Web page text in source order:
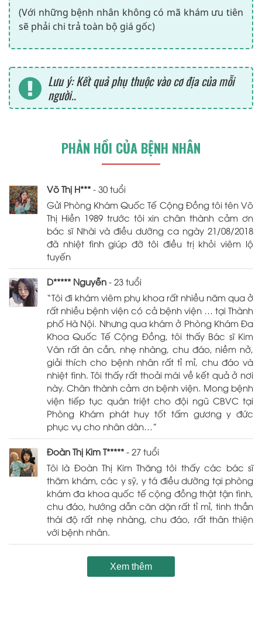
(Với những bệnh nhân không có mã khám ưu tiên
sẽ phải chi trả toàn bộ giá gốc)
Lưu ý: Kết quả phụ thuộc vào cơ địa của mỗi
người..
PHẢN HỒI CỦA BỆNH NHÂN
Võ Thị H*** - 30 tuổi
Gửi Phòng Khám Quốc Tế Cộng Đồng tôi tên Võ
Thị Hiền 1989 trước tôi xin chân thành cảm ơn
bác sĩ Nhài và điều dưỡng ca ngày 21/08/2018
đã nhiệt tình giúp đỡ tôi điều trị khỏi viêm lộ
tuyến
D***** Nguyễn - 23 tuổi
“Tôi đi khám viêm phụ khoa rất nhiều năm qua ở
rất nhiều bệnh viện có cả bệnh viện … tại Thành
phố Hà Nội. Nhưng qua khám ở Phòng Khám Đa
Khoa Quốc Tế Cộng Đồng, tôi thấy Bác sĩ Kim
Vân rất ân cần, nhẹ nhàng, chu đáo, niềm nở,
giải thích cho bệnh nhân rất tỉ mỉ, chu đáo và
nhiệt tình. Tôi thấy rất thoải mái về kết quả ở nơi
này. Chân thành cảm ơn bệnh viện. Mong bệnh
viện tiếp tục quán triệt cho đội ngũ CBVC tại
Phòng Khám phát huy tốt tấm gương y đức
phục vụ cho nhân dân…”
Đoàn Thị Kim T***** - 27 tuổi
Tôi là Đoàn Thị Kim Thăng tôi thấy các bác sĩ
thăm khám, các y sỹ, y tá điều dưỡng tại phòng
khám đa khoa quốc tế cộng đồng thật tận tình,
chu đáo, hướng dẫn căn dặn rất tỉ mỉ, tinh thần
thái độ rất nhẹ nhàng, chu đáo, rất thân thiện
với bệnh nhân.
Xem thêm